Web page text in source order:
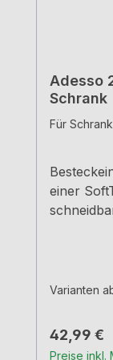
Adesso
Schrank
Für
einer
Varianten
Regulärer
42,99 €
Preise inkl.